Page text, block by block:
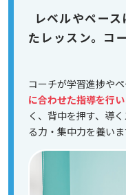
レベルやペー
たレッスン。コ
コーチが学習進捗や
に合わせた指導を行い
く、背中を押す、導
る力・集中力を養いま